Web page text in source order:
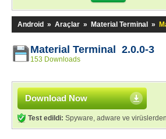
Android » Araçlar » Material Terminal »
Material Terminal 2.0.0-3
153 Downloads
Download Now
Test edildi: Spyware, adware ve